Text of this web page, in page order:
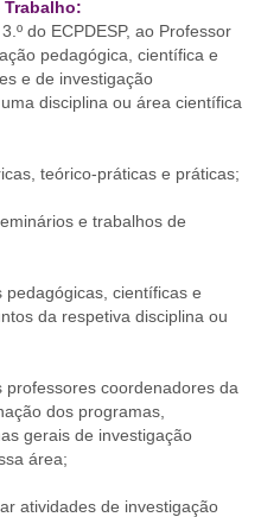
do ECPDESP, ao Professor
pedagógica, científica e
e de investigação
disciplina ou área científica
teórico-práticas e práticas;
e trabalhos de
científicas e
da respetiva disciplina ou
coordenadores da
dos programas,
gerais de investigação
área;
atividades de investigação